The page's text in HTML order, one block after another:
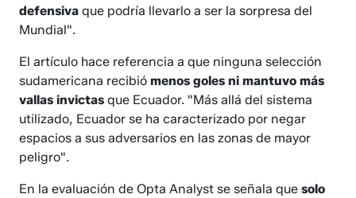
defensiva que podría llevarlo a ser la sorpresa del
Mundial".
El artículo hace referencia a que ninguna selección
sudamericana recibiómenos goles ni mantuvo más
vallas invictas que Ecuador. "Más allá del sistema
utilizado, Ecuador se ha caracterizado por negar
espacios a sus adversarios en las zonas de mayor
peligro".
En la evaluación de Opta Analyst se señala quesolo